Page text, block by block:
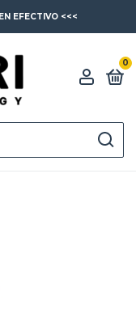
EFECTIVO <<<
0